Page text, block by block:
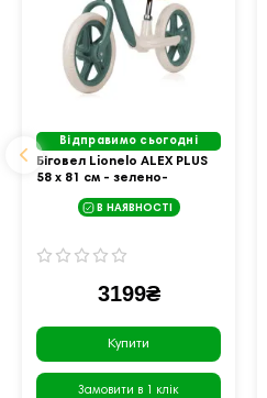
Відправимо сьогодні
Біговел Lionelo ALEX PLUS
58 х 81 см - зелено-
В НАЯВНОСТІ
3199₴
Купити
Замовити в 1 клік